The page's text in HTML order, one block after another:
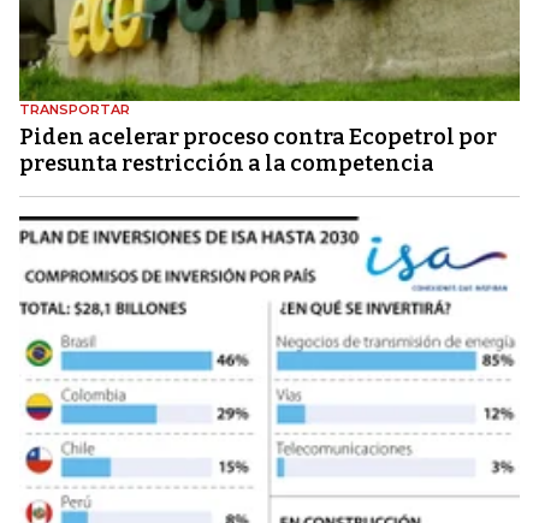
TRANSPORTAR
Piden acelerar proceso contra Ecopetrol por
presunta restricción a la competencia